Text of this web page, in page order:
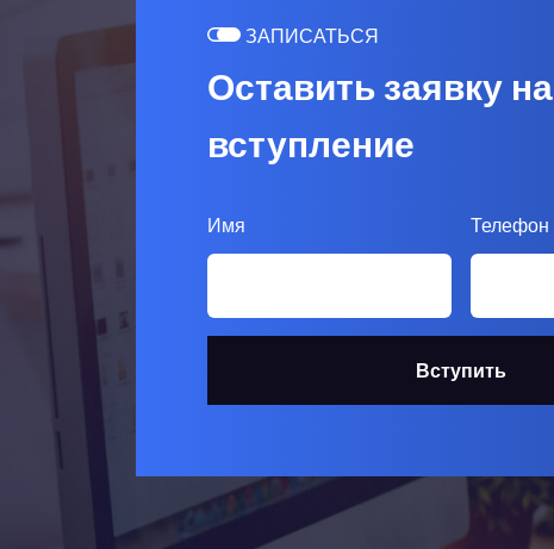
ЗАПИСАТЬСЯ
Оставить заявку на
вступление
Имя Телефон
Вступить